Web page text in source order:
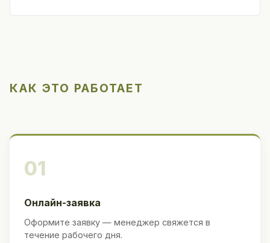
КАК ЭТО РАБОТАЕТ
01
Онлайн-заявка
Оформите заявку — менеджер свяжется в
течение рабочего дня.